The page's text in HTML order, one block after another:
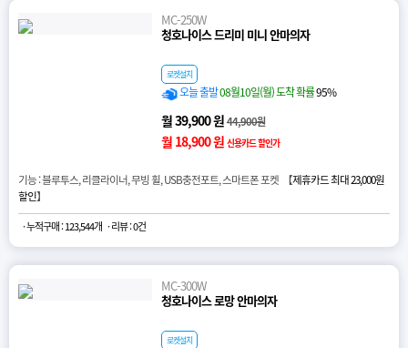
MC-250W
청호나이스 드리미 미니 안마의자
로켓설치
오늘 출발08월10일(월) 도착 확률95%
월 39,900 원44,900원
월 18,900 원 신용카드 할인가
기능 : 블루투스, 리클라이너, 무빙 휠, USB충전포트, 스마트폰 포켓 【제휴카드 최대 23,000원
할인】
· 누적구매 : 123,544개 · 리뷰 : 0건
MC-300W
청호나이스 로망 안마의자
로켓설치